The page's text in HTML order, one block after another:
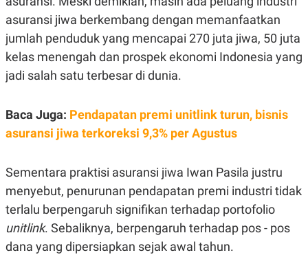
S
T
D
T
A
E
S
T
A
S
U
JARINGAN
K
O
P
R
asuransi jiwa berkembang dengan memanfaatkan
jumlah penduduk yang mencapai 270 juta jiwa, 50 juta
kelas menengah dan prospek ekonomi Indonesia yang
jadi salah satu terbesar di dunia.
Baca Juga: Pendapatan premi unitlink turun, bisnis
asuransi jiwa terkoreksi 9,3% per Agustus
Sementara praktisi asuransi jiwa Iwan Pasila justru
menyebut, penurunan pendapatan premi industri tidak
terlalu berpengaruh signifikan terhadap portofolio
unitlink. Sebaliknya, berpengaruh terhadap pos - pos
dana yang dipersiapkan sejak awal tahun.